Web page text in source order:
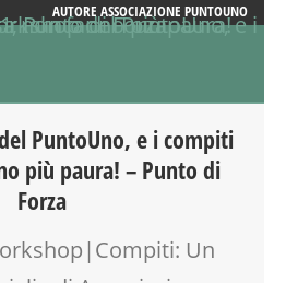
AUTORE ASSOCIAZIONE PUNTOUNO
PuntoUno, e i compiti
più paura! – Punto di
Forza
Un